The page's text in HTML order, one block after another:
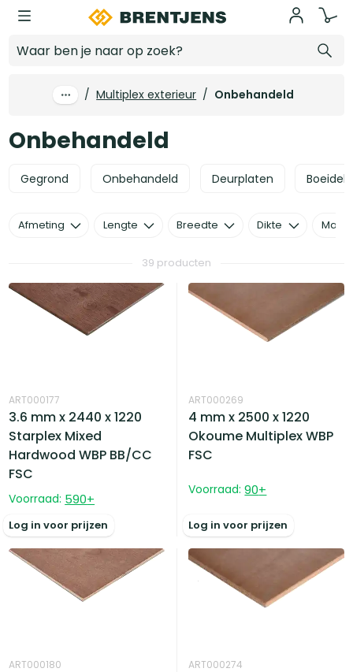
Ga naar hoofdinhoud
/ Multiplex exterieur / Onbehandeld
Onbehandeld
Gegrond Onbehandeld Deurplaten
39 producten
ART000177
3.6 mm x 2440 x 1220
Starplex Mixed
Hardwood WBP BB/CC
FSC
Voorraad: 590+
Log in voor prijzen
ART000269
4 mm x 2500 x 1220
Okoume Multiplex WBP
FSC
Voorraad: 90+
Log in voor prijzen
ART000180 ART000274
Afmeting Lengte Breedte Dikte